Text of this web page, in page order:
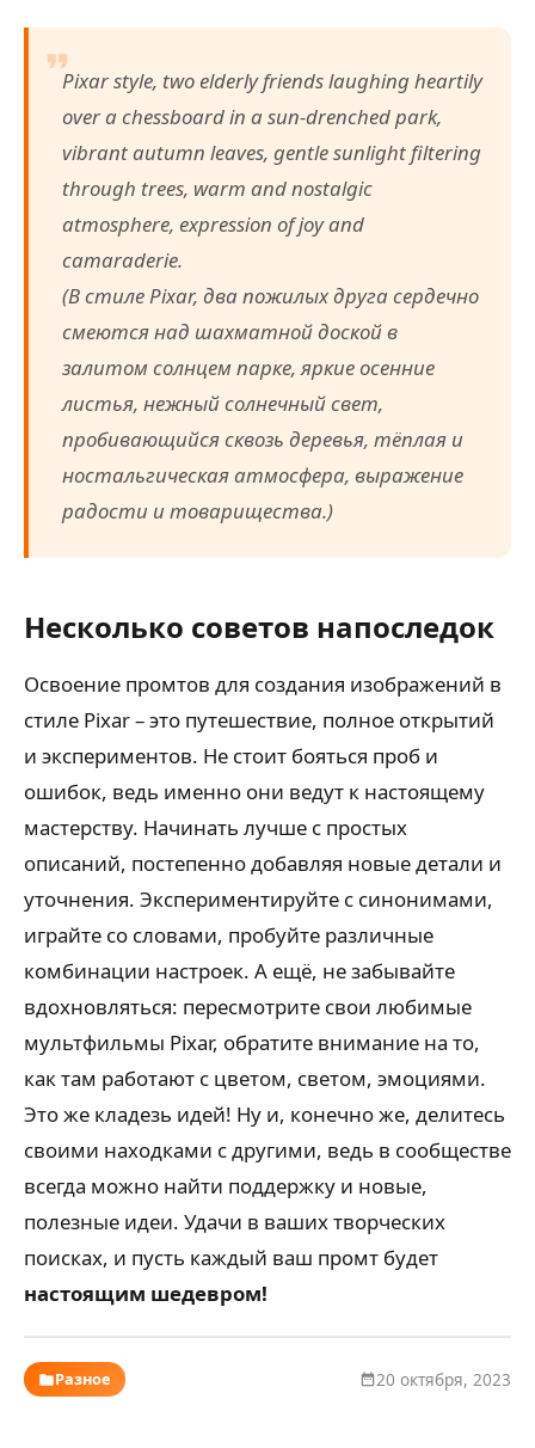
Pixar style, two elderly friends laughing heartily
over a chessboard in a sun-drenched park,
vibrant autumn leaves, gentle sunlight filtering
through trees, warm and nostalgic
atmosphere, expression of joy and
camaraderie.
(В стиле Pixar, два пожилых друга сердечно
смеются над шахматной доской в
залитом солнцем парке, яркие осенние
листья, нежный солнечный свет,
пробивающийся сквозь деревья, тёплая и
ностальгическая атмосфера, выражение
радости и товарищества.)
Несколько советов напоследок
Освоение промтов для создания изображений в
стиле Pixar – это путешествие, полное открытий
и экспериментов. Не стоит бояться проб и
ошибок, ведь именно они ведут к настоящему
мастерству. Начинать лучше с простых
описаний, постепенно добавляя новые детали и
уточнения. Экспериментируйте с синонимами,
играйте со словами, пробуйте различные
комбинации настроек. А ещё, не забывайте
вдохновляться: пересмотрите свои любимые
мультфильмы Pixar, обратите внимание на то,
как там работают с цветом, светом, эмоциями.
Это же кладезь идей! Ну и, конечно же, делитесь
своими находками с другими, ведь в сообществе
всегда можно найти поддержку и новые,
полезные идеи. Удачи в ваших творческих
поисках, и пусть каждый ваш промт будет
настоящим шедевром!
Разное 20 октября, 2023